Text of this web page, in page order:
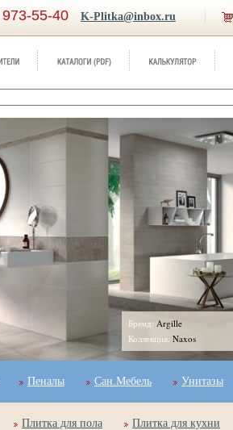
973-55-40 K-Plitka@inbox.ru
Пеналы Сан.Мебель Унитазы
Плитка для пола Плитка для кухни